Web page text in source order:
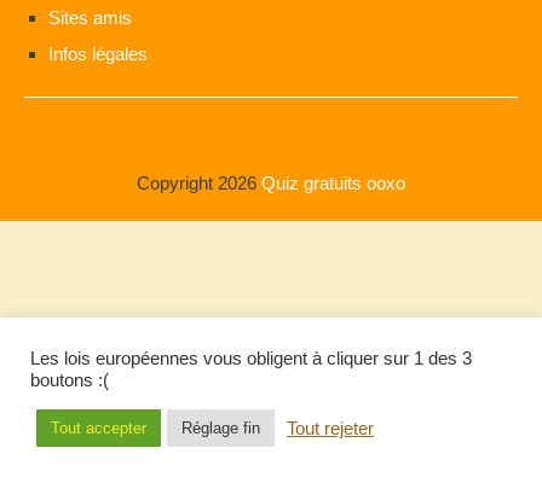
Sites amis
Infos légales
Copyright 2026 Quiz gratuits ooxo
Les lois européennes vous obligent à cliquer sur 1 des 3
boutons :(
Tout accepter Réglage fin Tout rejeter